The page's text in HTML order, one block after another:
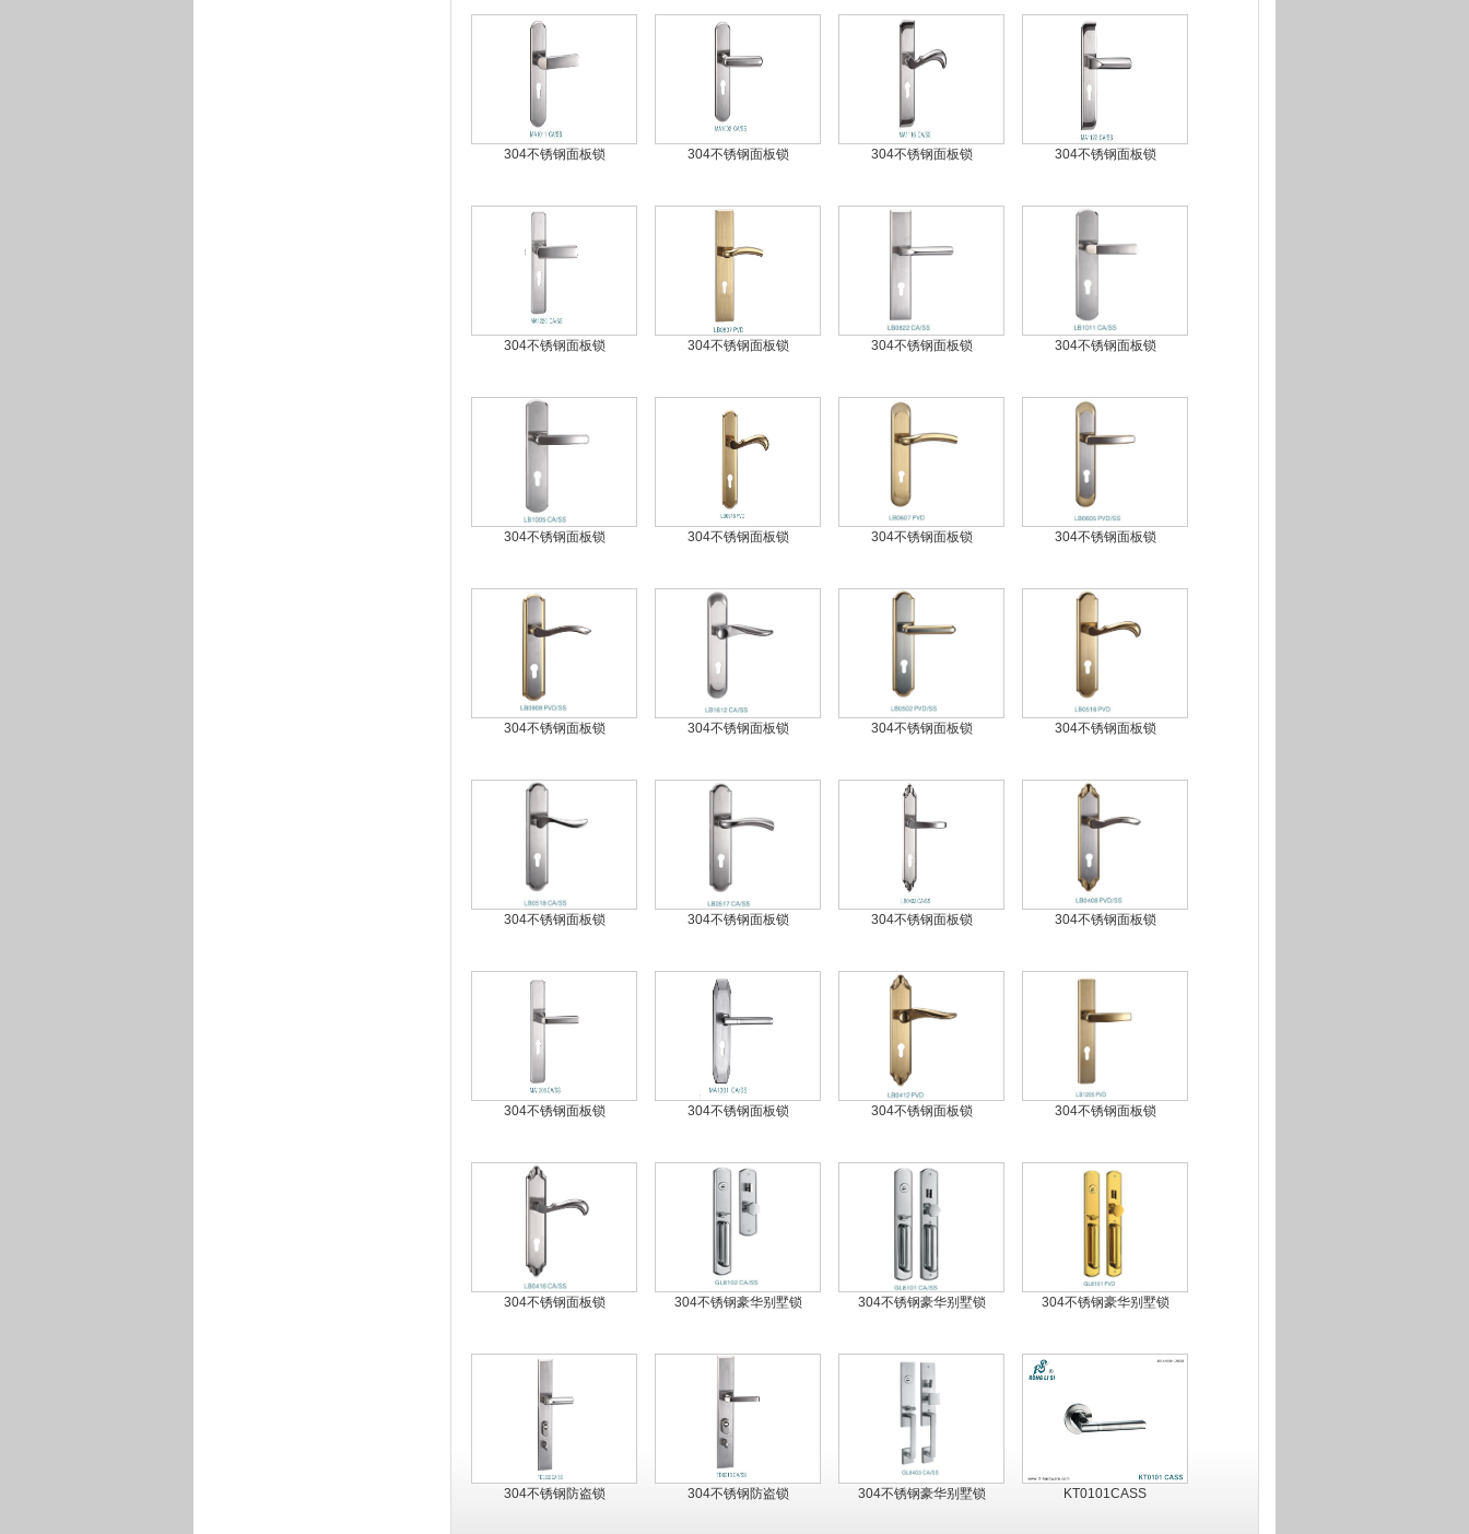
304不锈钢面板锁 304不锈钢面板锁 304不锈钢面板锁 304不锈钢面板锁
304不锈钢面板锁 304不锈钢面板锁 304不锈钢面板锁 304不锈钢面板锁
304不锈钢面板锁 304不锈钢面板锁 304不锈钢面板锁 304不锈钢面板锁
304不锈钢面板锁 304不锈钢面板锁 304不锈钢面板锁 304不锈钢面板锁
304不锈钢面板锁 304不锈钢面板锁 304不锈钢面板锁 304不锈钢面板锁
304不锈钢面板锁 304不锈钢面板锁 304不锈钢面板锁 304不锈钢面板锁
304不锈钢面板锁 304不锈钢豪华别墅锁 304不锈钢豪华别墅锁 304不锈钢豪华别墅锁
304不锈钢防盗锁 304不锈钢防盗锁 304不锈钢豪华别墅锁 KT0101CASS